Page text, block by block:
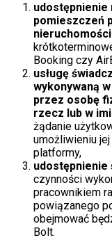
udostępnienie
pomieszczeń
Booking czy
usługę
wykonywaną
przez osobę
rzecz lub w
żądanie
umożliwieniu
platformy,
czynności
pracownikiem
powiązanego
obejmować
Bolt.